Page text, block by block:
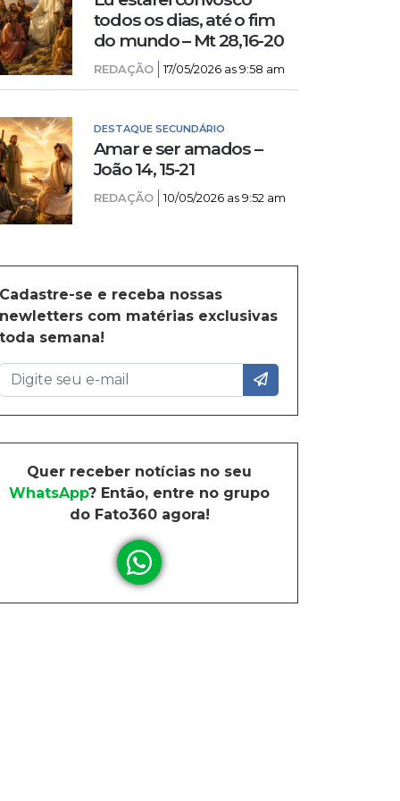
todos os dias, até o fim
do mundo – Mt 28,16-20
REDAÇÃO 17/05/2026 as 9:58 am
DESTAQUE SECUNDÁRIO
Amar e ser amados –
João 14, 15-21
REDAÇÃO 10/05/2026 as 9:52 am
Cadastre-se e receba nossas
newletters com matérias exclusivas
toda semana!
Quer receber notícias no seu
WhatsApp? Então, entre no grupo
do Fato360 agora!